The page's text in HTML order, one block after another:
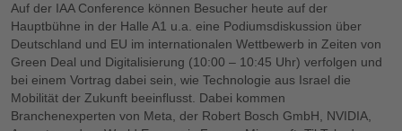
Auf der IAA Conference können Besucher heute auf der
Hauptbühne in der Halle A1 u.a. eine Podiumsdiskussion über
Deutschland und EU im internationalen Wettbewerb in Zeiten von
Green Deal und Digitalisierung (10:00 – 10:45 Uhr) verfolgen und
bei einem Vortrag dabei sein, wie Technologie aus Israel die
Mobilität der Zukunft beeinflusst. Dabei kommen
Branchenexperten von Meta, der Robert Bosch GmbH, NVIDIA,